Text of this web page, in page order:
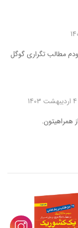
مطالب تگراری گوگل
4 اردیبهشت 1403
همراهیتون.